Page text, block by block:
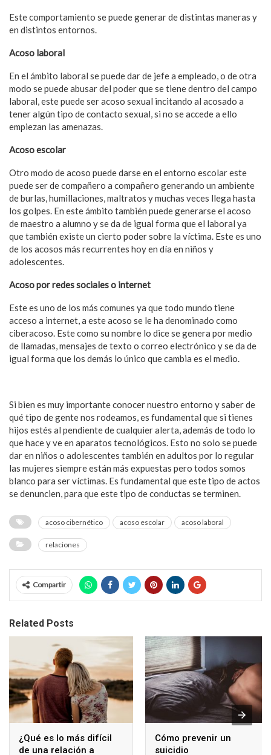
Este comportamiento se puede generar de distintas maneras y
en distintos entornos.
Acoso laboral
En el ámbito laboral se puede dar de jefe a empleado, o de otra
modo se puede abusar del poder que se tiene dentro del campo
laboral, este puede ser acoso sexual incitando al acosado a
tener algún tipo de contacto sexual, si no se accede a ello
empiezan las amenazas.
Acoso escolar
Otro modo de acoso puede darse en el entorno escolar este
puede ser de compañero a compañero generando un ambiente
de burlas, humillaciones, maltratos y muchas veces llega hasta
los golpes. En este ámbito también puede generarse el acoso
de maestro a alumno y se da de igual forma que el laboral ya
que también existe un cierto poder sobre la víctima. Este es uno
de los acosos más recurrentes hoy en día en niños y
adolescentes.
Acoso por redes sociales o internet
Este es uno de los más comunes ya que todo mundo tiene
acceso a internet, a este acoso se le ha denominado como
ciberacoso. Este como su nombre lo dice se genera por medio
de llamadas, mensajes de texto o correo electrónico y se da de
igual forma que los demás lo único que cambia es el medio.
Si bien es muy importante conocer nuestro entorno y saber de
qué tipo de gente nos rodeamos, es fundamental que si tienes
hijos estés al pendiente de cualquier alerta, además de todo lo
que hace y ve en aparatos tecnológicos. Esto no solo se puede
dar en niños o adolescentes también en adultos por lo regular
las mujeres siempre están más expuestas pero todos somos
blanco para ser víctimas. Es fundamental que este tipo de actos
se denuncien, para que este tipo de conductas se terminen.
acoso cibernético acoso escolar acoso laboral
relaciones
Compartir
Related Posts
¿Qué es lo más difícil
de una relación a
Cómo prevenir un
suicidio